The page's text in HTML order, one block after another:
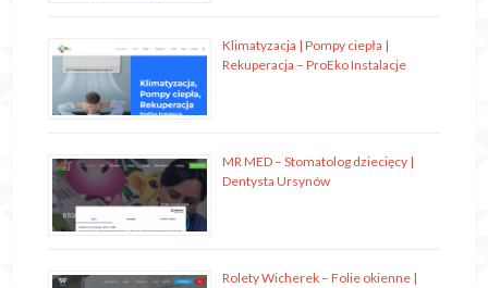
Klimatyzacja | Pompy ciepła |
Rekuperacja – ProEko Instalacje
MR MED – Stomatolog dziecięcy |
Dentysta Ursynów
Rolety Wicherek – Folie okienne |